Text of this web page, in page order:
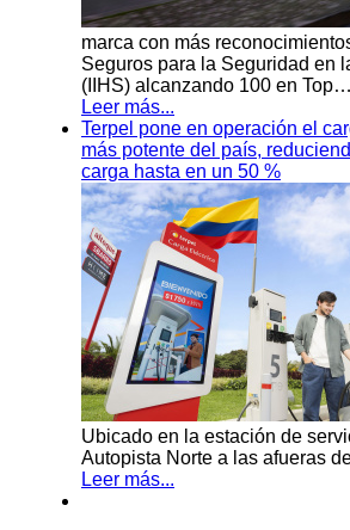
marca con más
Seguros para la Seguridad en
(IIHS) alcanzando 100 en Top…
Leer más...
Terpel pone en operación el
más potente del país,
carga hasta en un 50 %
Ubicado en la estación de
Autopista Norte a las afueras
Leer más...